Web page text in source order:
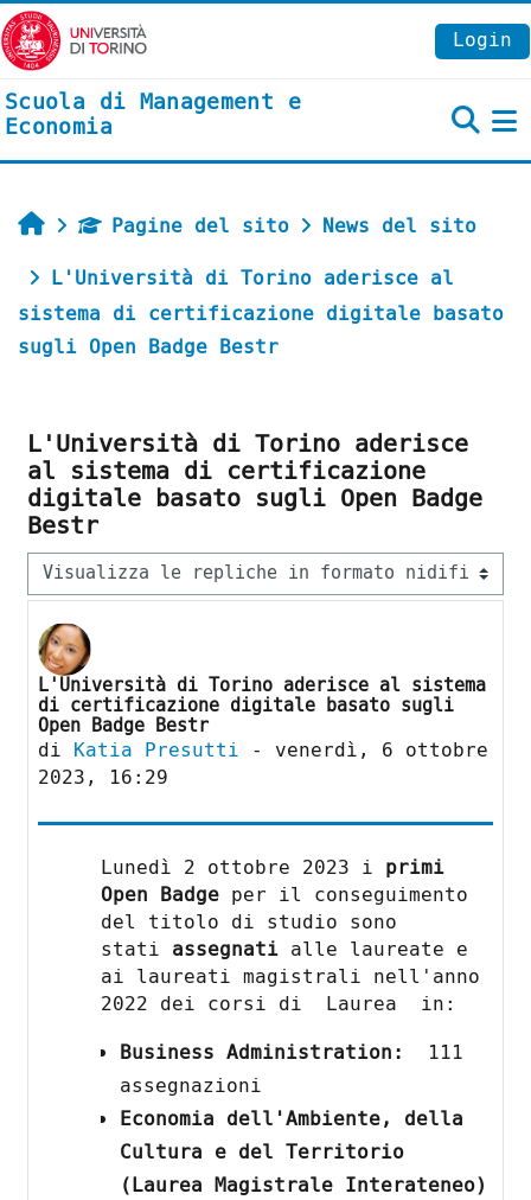
Vai al contenuto principale
Login
Scuola di Management e
Economia
HomePagine del sito
News del sito
L'Università di Torino aderisce al
sistema di certificazione digitale basato
sugli Open Badge Bestr
L'Università di Torino aderisce
al sistema di certificazione
digitale basato sugli Open Badge
Bestr
Modalità visualizzazione
L'Università di Torino aderisce al sistema
di certificazione digitale basato sugli
Open Badge Bestr
di Katia Presutti - venerdì, 6 ottobre
2023, 16:29
Numero di risposte: 0
Lunedì 2 ottobre 2023 i primi
Open Badge per il conseguimento
del titolo di studio sono
stati assegnati alle laureate e
ai laureati magistrali nell'anno
2022 dei corsi di Laurea in:
Business Administration: 111
assegnazioni
Economia dell'Ambiente, della
Cultura e del Territorio
(Laurea Magistrale Interateneo)